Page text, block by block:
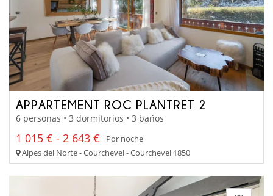
APPARTEMENT ROC PLANTRET 2
6 personas • 3 dormitorios • 3 baños
1 015 € - 2 643 €
Por noche
Alpes del Norte - Courchevel - Courchevel 1850